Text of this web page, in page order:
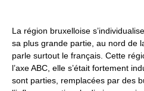
La région bruxelloise
sa plus grande partie, au nord de
parle surtout le français. Cette
l’axe ABC, elle s’était fortement
sont parties, remplacées par des